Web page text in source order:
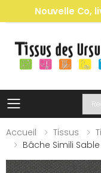
Nouvelle Co,
Toggle
Accueil
Tissus
Bâche Simili